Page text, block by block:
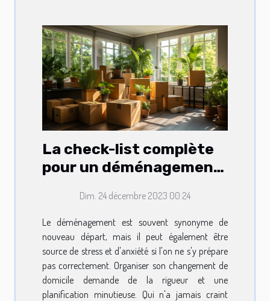
La check-list complète
pour un déménagement
Dim. 24 décembre 2023 00:24
Le déménagement est souvent synonyme de
nouveau départ, mais il peut également être
source de stress et d'anxiété si l'on ne s'y prépare
pas correctement. Organiser son changement de
domicile demande de la rigueur et une
planification minutieuse. Qui n'a jamais craint